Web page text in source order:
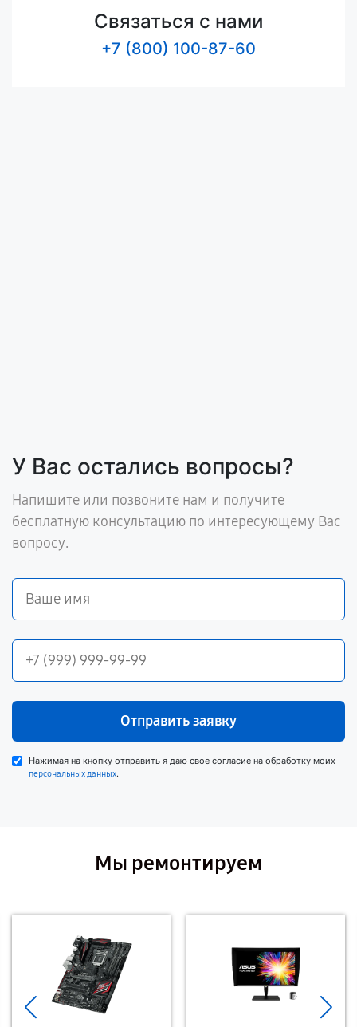
Связаться с нами
+7 (800) 100-87-60
У Вас остались вопросы?
Напишите или позвоните нам и получите
бесплатную консультацию по интересующему Вас
вопросу.
Отправить заявку
Нажимая на кнопку отправить я даю свое согласие на обработку моих
персональных данных.
Мы ремонтируем